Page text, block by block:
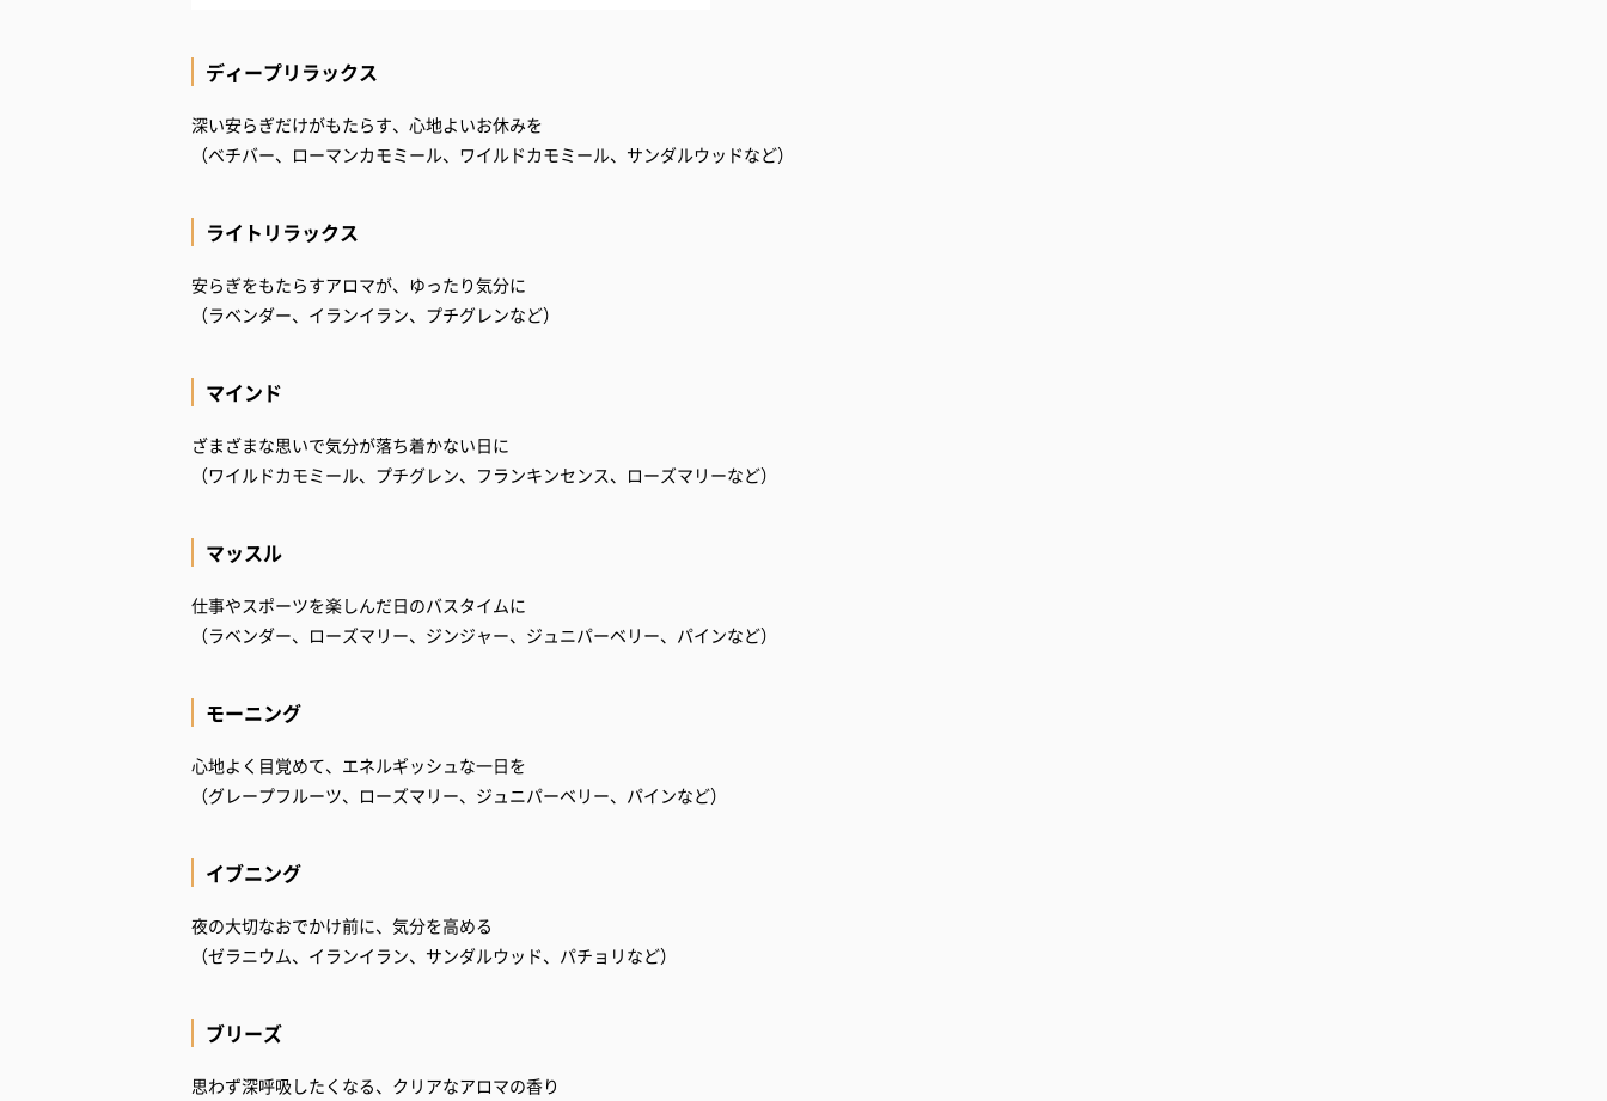
ディープリラックス
深い安らぎだけがもたらす、心地よいお休みを
（ベチバー、ローマンカモミール、ワイルドカモミール、サンダルウッドなど）
ライトリラックス
安らぎをもたらすアロマが、ゆったり気分に
（ラベンダー、イランイラン、プチグレンなど）
マインド
ざまざまな思いで気分が落ち着かない日に
（ワイルドカモミール、プチグレン、フランキンセンス、ローズマリーなど）
マッスル
仕事やスポーツを楽しんだ日のバスタイムに
（ラベンダー、ローズマリー、ジンジャー、ジュニパーベリー、パインなど）
モーニング
心地よく目覚めて、エネルギッシュな一日を
（グレープフルーツ、ローズマリー、ジュニパーベリー、パインなど）
イブニング
夜の大切なおでかけ前に、気分を高める
（ゼラニウム、イランイラン、サンダルウッド、パチョリなど）
ブリーズ
思わず深呼吸したくなる、クリアなアロマの香り